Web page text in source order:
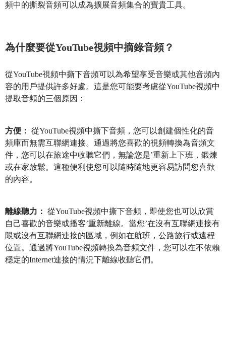
頻中的撕裂音頻可以成為擴展音頻集合的寶貴工具。
為什麼要從YouTube視頻中摘錄音頻？
從YouTube視頻中撕下音頻可以為希望享受音樂或其他音頻內
容的用戶提供許多好處。這是您可能要考慮從YouTube視頻中
提取音頻的三個原因：
方便： 從YouTube視頻中撕下音頻，您可以創建個性化的音
頻庫而無需互聯網連接。通過將您喜歡的視頻轉換為音頻文
件，您可以在旅途中收聽它們，無論您是’重新上下班，鍛煉
或在家放鬆。這種便利使您可以隨時隨地更容易訪問您喜歡
的內容。
離線聽力： 從YouTube視頻中撕下音頻，即使您也可以欣賞
自己喜歡的音樂或播客’重新離線。當您’在沒有互聯網連接有
限或沒有互聯網連接的區域，例如在航班，公路旅行或遠程
位置。通過將YouTube視頻轉換為音頻文件，您可以在不依賴
穩定的Internet連接的情況下離線收聽它們。